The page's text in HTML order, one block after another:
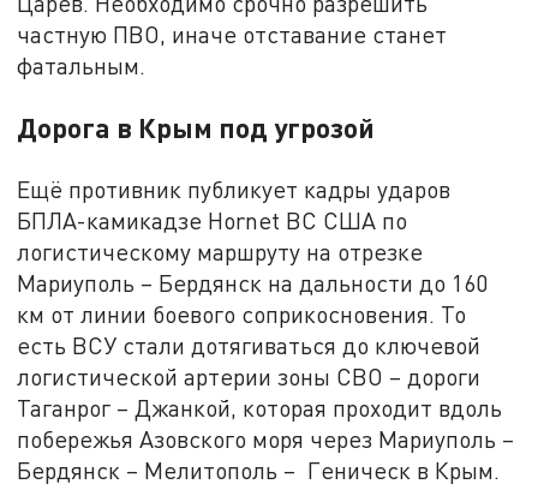
частную ПВО, иначе отставание станет
фатальным.
Дорога в Крым под угрозой
Ещё противник публикует кадры ударов
БПЛА-камикадзе Hornet ВС США по
логистическому маршруту на отрезке
Мариуполь – Бердянск на дальности до 160
км от линии боевого соприкосновения. То
есть ВСУ стали дотягиваться до ключевой
логистической артерии зоны СВО – дороги
Таганрог – Джанкой, которая проходит вдоль
побережья Азовского моря через Мариуполь –
Бердянск – Мелитополь – Геническ в Крым.